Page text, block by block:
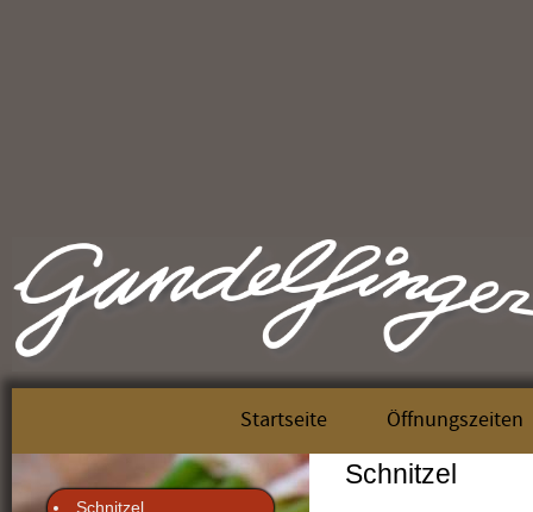
Startseite Öffnungszeiten
Schnitzel
Schnitzel